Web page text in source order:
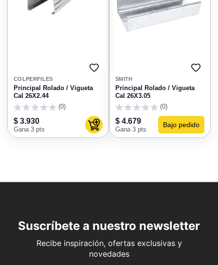
AGREGAR
FAVORITOS
COLPERFILES
Principal Rolado / Vigueta
Cal 26X2.44
(0)
$ 3.930
Gana 3 pts Agregar al carrito
SMITH
Principal Rolado / Vigueta
Cal 26X3.05
(0)
$ 4.679
Gana 3 pts
Bajo pedido
Suscríbete a nuestro newsletter
Recibe inspiración, ofertas exclusivas y
novedades